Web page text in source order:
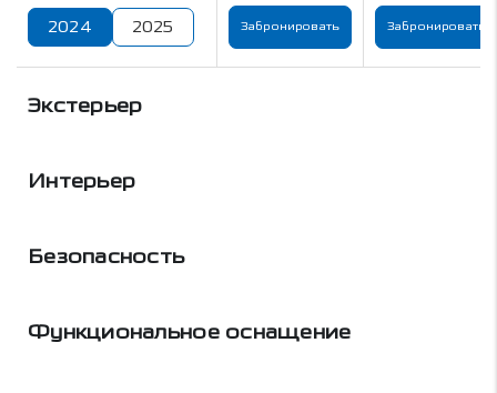
2024 2025 Забронировать Забронировать
Экстерьер
Интерьер
Безопасность
Функциональное оснащение